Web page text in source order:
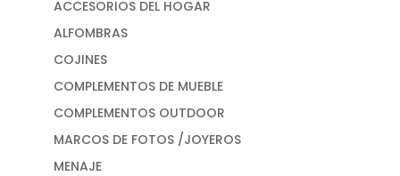
ACCESORIOS DEL HOGAR
ALFOMBRAS
COJINES
COMPLEMENTOS DE MUEBLE
COMPLEMENTOS OUTDOOR
MARCOS DE FOTOS /JOYEROS
MENAJE